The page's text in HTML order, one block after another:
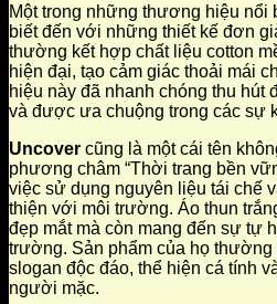
Một trong những thương hiệu nổi
biết đến với những thiết kế đơn
thường kết hợp chất liệu cotton
hiện đại, tạo cảm giác thoải mái
hiệu này đã nhanh chóng thu
và được ưa chuộng trong các sự
Uncover cũng là một cái tên
phương châm “Thời trang bền
việc sử dụng nguyên liệu tái chế
thiện với môi trường. Áo thun
đẹp mắt mà còn mang đến sự tự
trường. Sản phẩm của họ
slogan độc đáo, thể hiện cá tính
người mặc.